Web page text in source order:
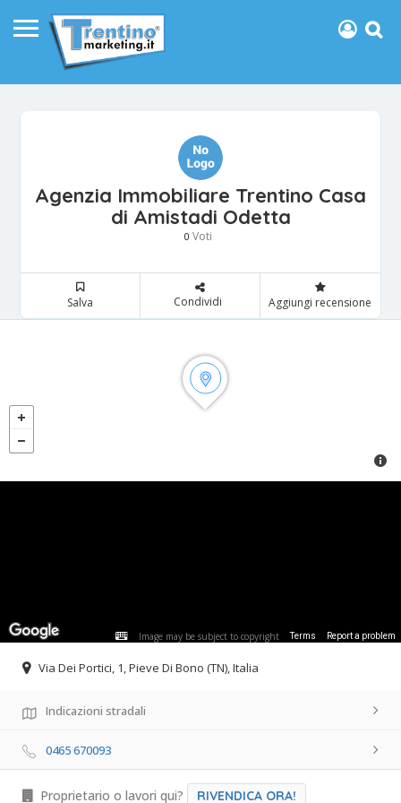
Agenzia Immobiliare Trentino Casa
di Amistadi Odetta
0 Voti
Salva Condividi Aggiungi recensione
Image may be subject to copyright Terms Report a problem
Via Dei Portici, 1, Pieve Di Bono (TN), Italia
Indicazioni stradali
0465 670093
Proprietario o lavori qui? RIVENDICA ORA!